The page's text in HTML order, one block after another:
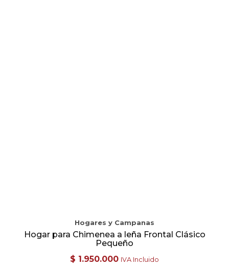
Hogares y Campanas
Hogar para Chimenea a leña Frontal Clásico
Pequeño
$ 1.950.000 IVA Incluido